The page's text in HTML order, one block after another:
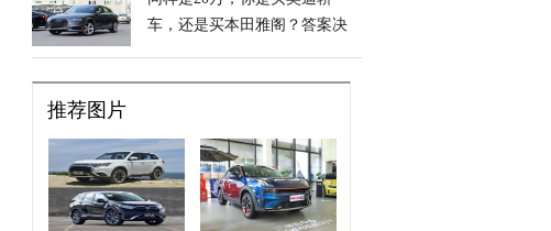
车，还是买本田雅阁？答案决
推荐图片